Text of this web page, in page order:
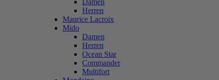
Damen
Herren
Maurice Lacroix
Mido
Damen
Herren
Ocean Star
Commander
Multifort